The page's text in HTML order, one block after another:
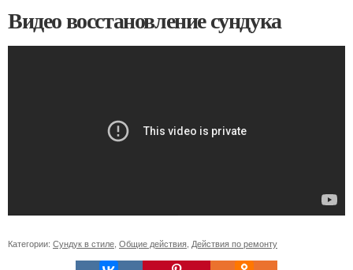
Видео восстановление сундука
Категории: Сундук в стиле Общие действия Действия по ремонту